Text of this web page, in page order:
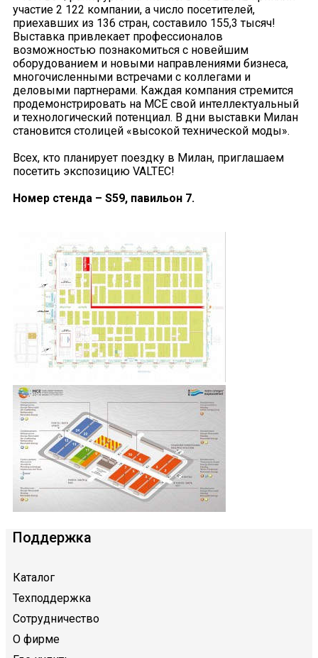
участие 2 122 компании, а число посетителей,
приехавших из 136 стран, составило 155,3 тысяч!
Выставка привлекает профессионалов
возможностью познакомиться с новейшим
оборудованием и новыми направлениями бизнеса,
многочисленными встречами с коллегами и
деловыми партнерами. Каждая компания стремится
продемонстрировать на MCE свой интеллектуальный
и технологический потенциал. В дни выставки Милан
становится столицей «высокой технической моды».
Всех, кто планирует поездку в Милан, приглашаем
посетить экспозицию VALTEC!
Номер стенда – S59, павильон 7.
Поддержка
Каталог
Техподдержка
Сотрудничество
О фирме